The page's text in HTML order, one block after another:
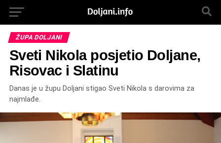
ŽUPA DOLJANI
Sveti Nikola posjetio Doljane,
Risovac i Slatinu
Danas je u župu Doljani stigao Sveti Nikola s darovima za
najmlađe.